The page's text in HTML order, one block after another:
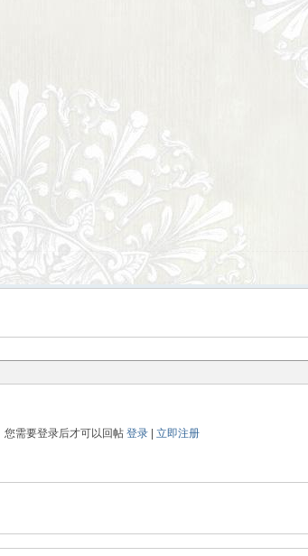
您需要登录后才可以回帖 登录| 立即注册